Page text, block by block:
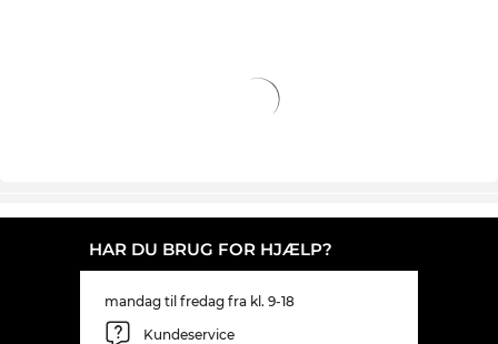
HAR DU BRUG FOR HJÆLP?
mandag til fredag fra kl. 9-18
Kundeservice